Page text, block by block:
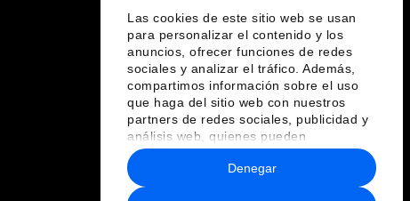
Las cookies de este sitio web se usan
para personalizar el contenido y los
anuncios, ofrecer funciones de redes
sociales y analizar el tráfico. Además,
compartimos información sobre el uso
que haga del sitio web con nuestros
partners de redes sociales, publicidad y
análisis web, quienes pueden
combinarla con otra información que les
haya proporcionado o que hayan
recopilado a partir del uso que haya
Denegar